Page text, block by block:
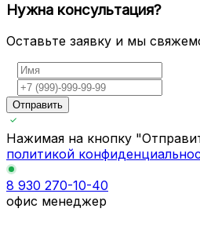
Нужна консультация?
Оставьте заявку и мы
Отправить
Нажимая на кнопку
политикой
8 930 270-10-40
офис менеджер